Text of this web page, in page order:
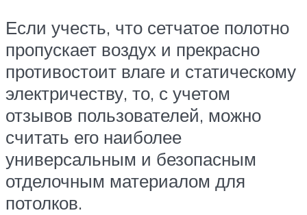
Если учесть, что сетчатое полотно
пропускает воздух и прекрасно
противостоит влаге и статическому
электричеству, то, с учетом
отзывов пользователей, можно
считать его наиболее
универсальным и безопасным
отделочным материалом для
потолков.